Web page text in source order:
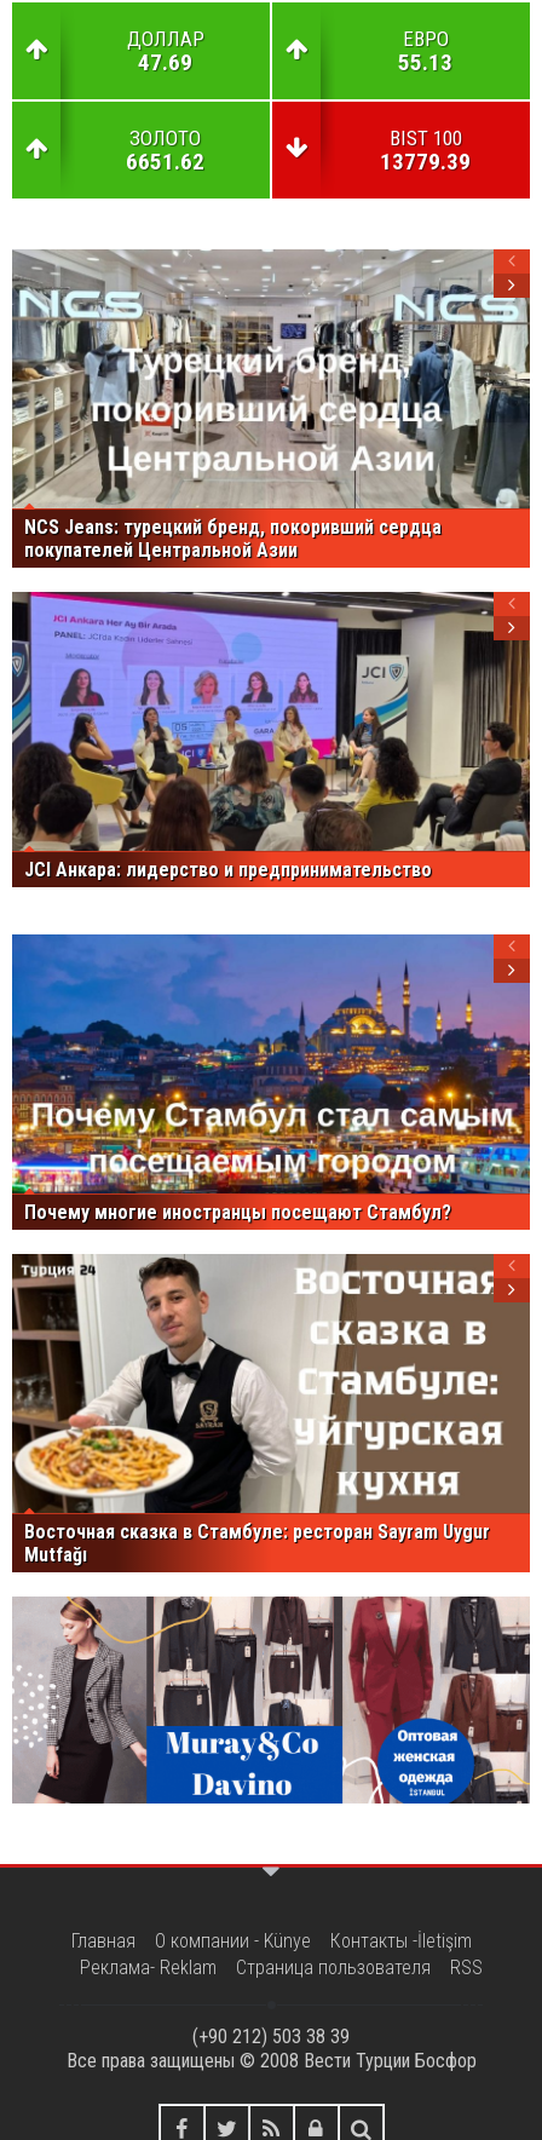
ДОЛЛАР
47.69
ЕВРО
55.13
ЗОЛОТО
6651.62
BIST 100
13779.39
NCS Jeans: турецкий бренд, покоривший сердца
покупателей Центральной Азии
JCI Анкара: лидерство и предпринимательство
Почему многие иностранцы посещают Стамбул?
Восточная сказка в Стамбуле: ресторан Sayram Uygur
Mutfağı
Главная О компании - Künye
Контакты -İletişim
Реклама- Reklam
Страница пользователя RSS
(+90 212) 503 38 39
Все права защищены © 2008 Вести Турции Босфор